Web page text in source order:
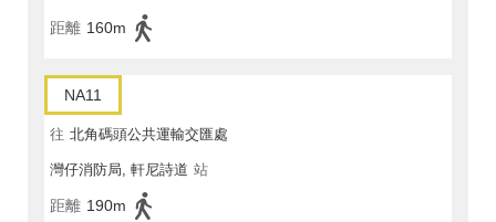
距離 160m
NA11
往 北角碼頭公共運輸交匯處
灣仔消防局, 軒尼詩道 站
距離 190m